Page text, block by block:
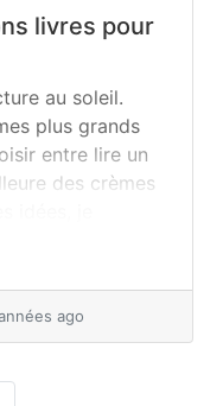
livres pour
au soleil.
plus grands
entre lire un
des crèmes
j’ai
ago